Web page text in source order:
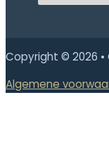
Copyright © 2026 •
Algemene